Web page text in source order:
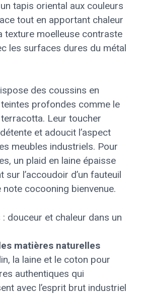
tapis oriental aux couleurs
tout en apportant chaleur
texture moelleuse contraste
les surfaces dures du métal
des coussins en
profondes comme le
Leur toucher
et adoucit l’aspect
meubles industriels. Pour
un plaid en laine épaisse
sur l’accoudoir d’un fauteuil
note cocooning bienvenue.
matières naturelles
la laine et le coton pour
authentiques qui
avec l’esprit brut industriel